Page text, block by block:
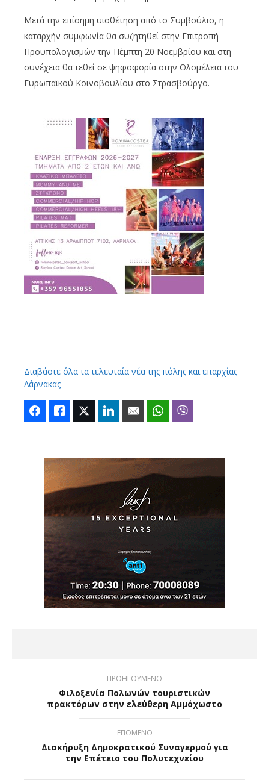
Μετά την επίσημη υιοθέτηση από το Συμβούλιο, η
καταρχήν συμφωνία θα συζητηθεί στην Επιτροπή
Προϋπολογισμών την Πέμπτη 20 Νοεμβρίου και στη
συνέχεια θα τεθεί σε ψηφοφορία στην Ολομέλεια του
Ευρωπαϊκού Κοινοβουλίου στο Στρασβούργο.
Διαβάστε όλα τα τελευταία νέα της πόλης και επαρχίας
Λάρνακας
FacebookLike Twitter LinkedIn Email WhatsApp
ΠΡΟΗΓΟΥΜΕΝΟ
Φιλοξενία Πολωνών τουριστικών
πρακτόρων στην ελεύθερη Αμμόχωστο
ΕΠΟΜΕΝΟ
Διακήρυξη Δημοκρατικού Συναγερμού για
την Επέτειο του Πολυτεχνείου